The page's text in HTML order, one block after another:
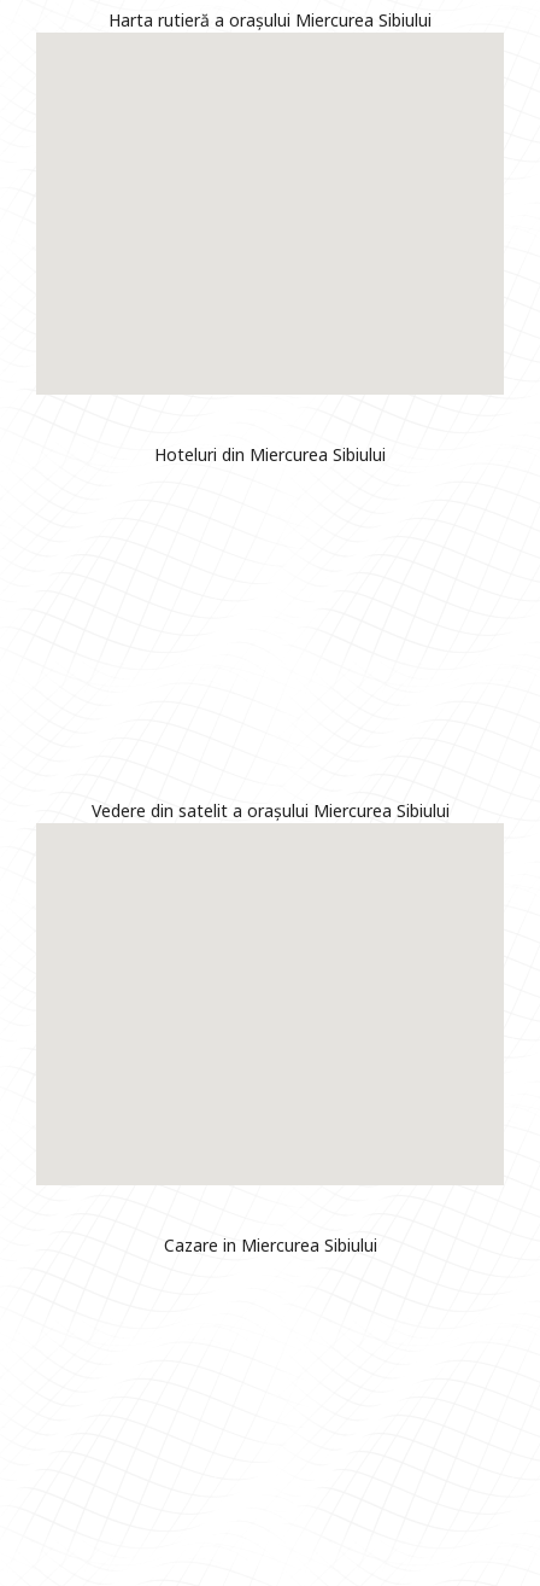
Harta rutieră a orașului Miercurea Sibiului
Hoteluri din Miercurea Sibiului
Vedere din satelit a orașului Miercurea Sibiului
Cazare in Miercurea Sibiului